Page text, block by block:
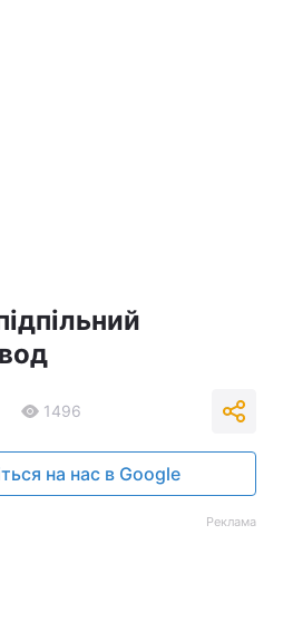
1496
на нас в Google
Реклама